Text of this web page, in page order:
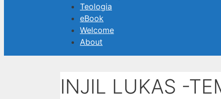
Teologia
eBook
Welcome
About
INJIL LUKAS -